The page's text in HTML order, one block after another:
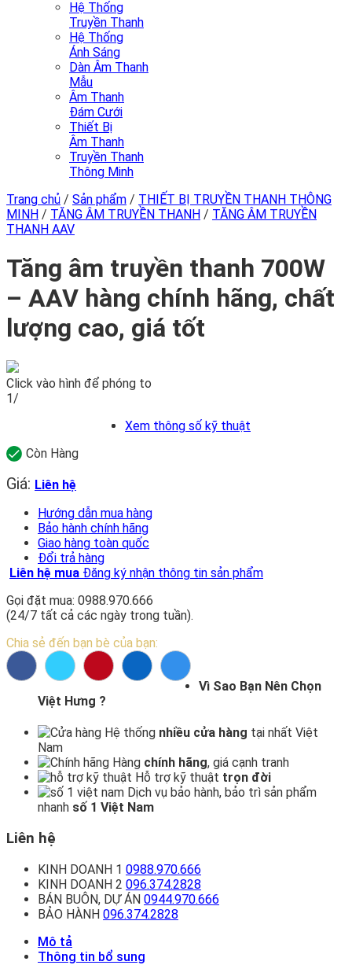
Hệ Thống
Truyền Thanh
Hệ Thống
Ánh Sáng
Dàn Âm Thanh
Mẫu
Âm Thanh
Đám Cưới
Thiết Bị
Âm Thanh
Truyền Thanh
Thông Minh
Trang chủ / Sản phẩm / THIẾT BỊ TRUYỀN THANH THÔNG
MINH / TĂNG ÂM TRUYỀN THANH / TĂNG ÂM TRUYỀN
THANH AAV
Tăng âm truyền thanh 700W
– AAV hàng chính hãng, chất
lượng cao, giá tốt
Click vào hình để phóng to
1/
Xem thông số kỹ thuật
Còn Hàng
Giá: Liên hệ
Hướng dẫn mua hàng
Bảo hành chính hãng
Giao hàng toàn quốc
Đổi trả hàng
Liên hệ mua Đăng ký nhận thông tin sản phẩm
Gọi đặt mua: 0988.970.666
(24/7 tất cả các ngày trong tuần).
Chia sẻ đến bạn bè của bạn:
Vì Sao Bạn Nên Chọn
Việt Hưng ?
Hệ thống nhiều cửa hàng tại nhất Việt
Nam
Hàng chính hãng, giá cạnh tranh
Hỗ trợ kỹ thuật trọn đời
Dịch vụ bảo hành, bảo trì sản phẩm
nhanh số 1 Việt Nam
Liên hệ
KINH DOANH 1 0988.970.666
KINH DOANH 2 096.374.2828
BÁN BUÔN, DỰ ÁN 0944.970.666
BẢO HÀNH 096.374.2828
Mô tả
Thông tin bổ sung